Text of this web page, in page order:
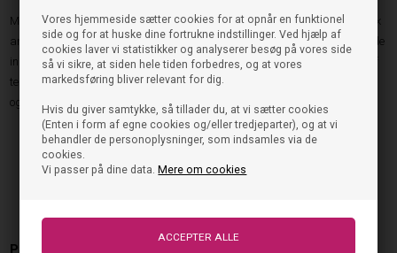
Vores hjemmeside sætter cookies for at opnår en funktionel
side og for at huske dine fortrukne indstillinger. Ved hjælp af
cookies laver vi statistikker og analyserer besøg på vores side
så vi sikre, at siden hele tiden forbedres, og at vores
markedsføring bliver relevant for dig.
Hvis du giver samtykke, så tillader du, at vi sætter cookies
(Enten i form af egne cookies og/eller tredjeparter), og at vi
behandler de personoplysninger, som indsamles via de
cookies.
Vi passer på dine data. Mere om cookies
Materialerne spiller en afgørende rolle for overtøjets funktionalitet. Les Deux
anvender ofte slidstærke syntetiske fibre, isolerende fyldmaterialer og bløde
inderfor, som sikrer komfort under forskellige vejrforhold. Kombinationen af
tekniske løsninger og moderne design giver produkter, der både beskytter
og ser godt ud.
Slidstærke materialer med lang levetid
Isolerende konstruktioner til kolde dage
Komfortable pasformer med god bevægelsesfrihed
Alsidige modeller til flere sæsoner
Populære modeller fra Les Deux